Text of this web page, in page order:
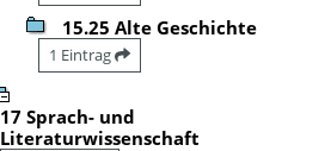
15.25 Alte Geschichte
1 Eintrag
17 Sprach- und
Literaturwissenschaft